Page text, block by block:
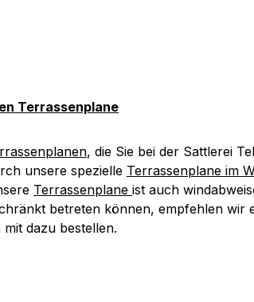
Terrassenplane
, die Sie bei der Sattlerei
unsere spezielle Terrassenplane im
Terrassenplane ist auch
betreten können, empfehlen wir
mit dazu bestellen.